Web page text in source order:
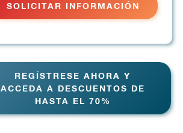
SOLICITAR INFORMACIÓN
REGÍSTRESE AHORA Y
ACCEDA A DESCUENTOS DE
HASTA EL 70%